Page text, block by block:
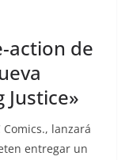
action de
lanzará
entregar un